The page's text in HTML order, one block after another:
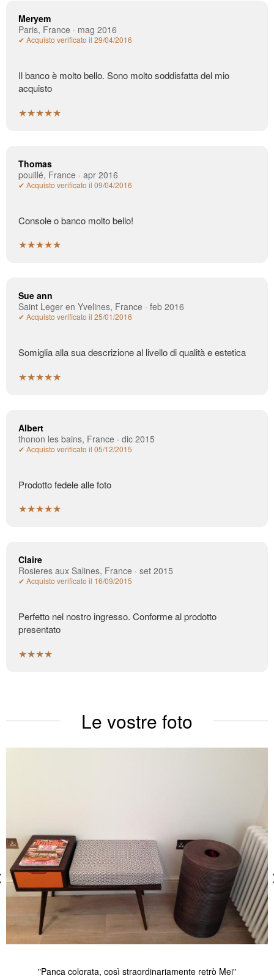
Meryem
Paris, France · mag 2016
✔ Acquisto verificato il 29/04/2016
Il banco è molto bello. Sono molto soddisfatta del mio
acquisto
★★★★★
Thomas
pouillé, France · apr 2016
✔ Acquisto verificato il 09/04/2016
Console o banco molto bello!
★★★★★
Sue ann
Saint Leger en Yvelines, France · feb 2016
✔ Acquisto verificato il 25/01/2016
Somiglia alla sua descrizione al livello di qualità e estetica
★★★★★
Albert
thonon les bains, France · dic 2015
✔ Acquisto verificato il 05/12/2015
Prodotto fedele alle foto
★★★★★
Claire
Rosieres aux Salines, France · set 2015
✔ Acquisto verificato il 16/09/2015
Perfetto nel nostro ingresso. Conforme al prodotto
presentato
★★★★
Le vostre foto
"Panca colorata, così straordinariamente retrò Mei"